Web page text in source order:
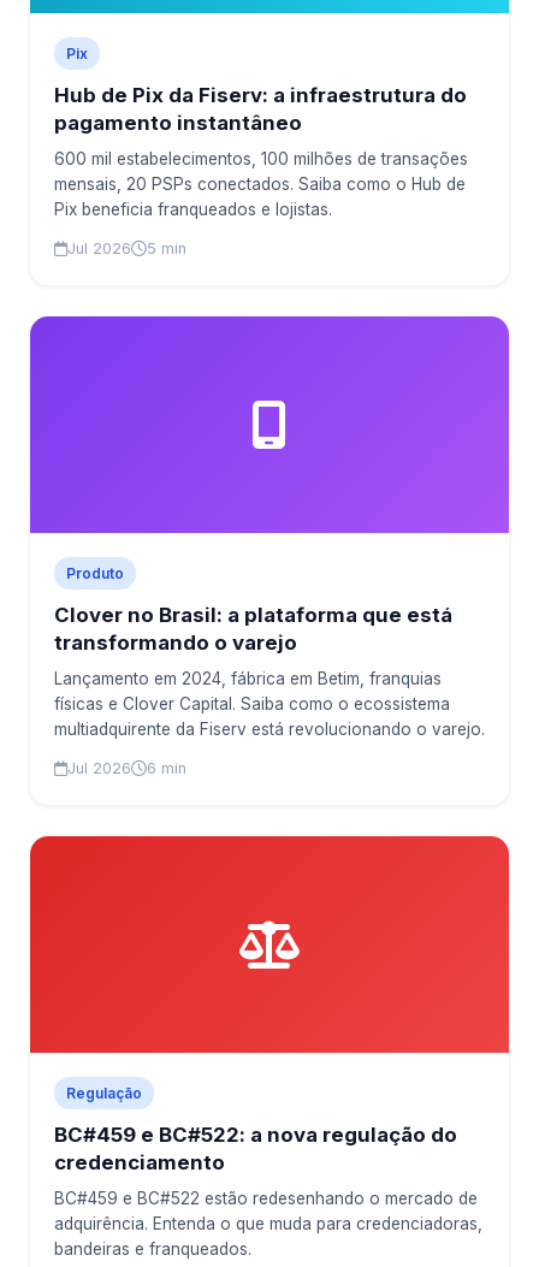
Pix
Hub de Pix da Fiserv: a infraestrutura do
pagamento instantâneo
600 mil estabelecimentos, 100 milhões de transações
mensais, 20 PSPs conectados. Saiba como o Hub de
Pix beneficia franqueados e lojistas.
Jul 2026 5 min
Produto
Clover no Brasil: a plataforma que está
transformando o varejo
Lançamento em 2024, fábrica em Betim, franquias
físicas e Clover Capital. Saiba como o ecossistema
multiadquirente da Fiserv está revolucionando o varejo.
Jul 2026 6 min
Regulação
BC#459 e BC#522: a nova regulação do
credenciamento
BC#459 e BC#522 estão redesenhando o mercado de
adquirência. Entenda o que muda para credenciadoras,
bandeiras e franqueados.